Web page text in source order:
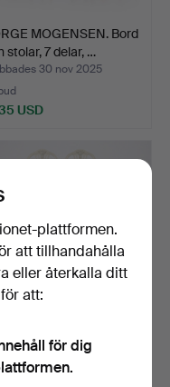
MOGENSEN. Bord
stolar, 7 delar, …
30 nov 2025
USD
7 delar,
stil, 1…
25 nov 2025
plattformen.
att tillhandahålla
eller återkalla ditt
att:
för dig